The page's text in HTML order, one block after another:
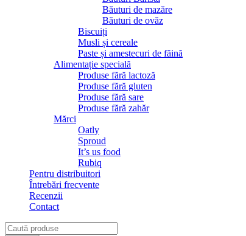
Băuturi de mazăre
Băuturi de ovăz
Biscuiți
Musli și cereale
Paste și amestecuri de făină
Alimentație specială
Produse fără lactoză
Produse fără gluten
Produse fără sare
Produse fără zahăr
Mărci
Oatly
Sproud
It’s us food
Rubiq
Pentru distribuitori
Întrebări frecvente
Recenzii
Contact